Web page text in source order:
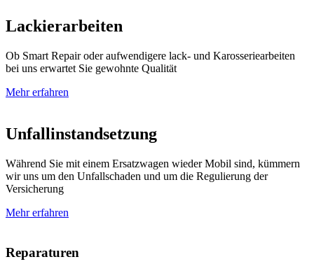
Lackierarbeiten
Ob Smart Repair oder aufwendigere lack- und Karosseriearbeiten
bei uns erwartet Sie gewohnte Qualität
Mehr erfahren
Unfallinstandsetzung
Während Sie mit einem Ersatzwagen wieder Mobil sind, kümmern
wir uns um den Unfallschaden und um die Regulierung der
Versicherung
Mehr erfahren
Reparaturen